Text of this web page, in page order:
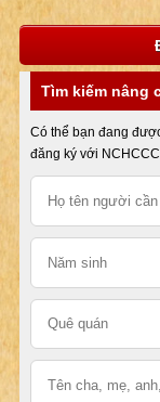
Tìm kiếm nâng
Có thể bạn đang
đăng ký với